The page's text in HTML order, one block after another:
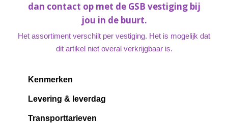
dan contact op met de GSB vestiging bij
jou in de buurt.
Het assortiment verschilt per vestiging. Het is mogelijk dat
dit artikel niet overal verkrijgbaar is.
Kenmerken
Levering & leverdag
Transporttarieven